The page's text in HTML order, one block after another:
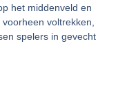
het middenveld en
voltrekken,
spelers in gevecht